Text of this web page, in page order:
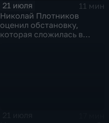
21 июля
11 мин
Николай Плотников
оценил обстановку,
которая сложилась в